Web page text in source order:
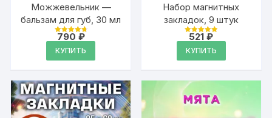
Можжевельник —
бальзам для губ, 30 мл
Оценка
из 5
790 ₽
КУПИТЬ
Набор магнитных
закладок, 9 штук
Оценка
из 5
521₽
КУПИТЬ